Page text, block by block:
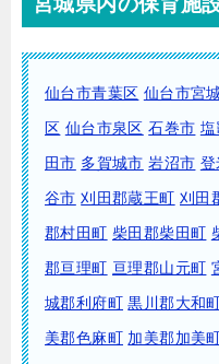
仙台市青葉区 仙台市宮
区 仙台市泉区 石巻市 塩
田市 多賀城市 岩沼市 登
谷市 刈田郡蔵王町 刈田
郡村田町 柴田郡柴田町
郡亘理町 亘理郡山元町
城郡利府町 黒川郡大和
美郡色麻町 加美郡加美